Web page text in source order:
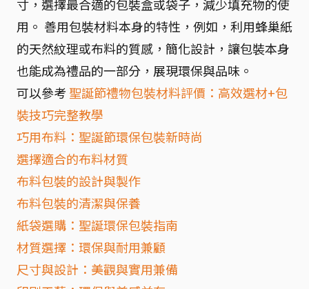
寸，選擇最合適的包裝盒或袋子，減少填充物的使
用。 善用包裝材料本身的特性，例如，利用蜂巢紙
的天然紋理或布料的質感，簡化設計，讓包裝本身
也能成為禮品的一部分，展現環保與品味。
可以參考 聖誕節禮物包裝材料評價：高效選材+包
裝技巧完整教學
巧用布料：聖誕節環保包裝新時尚
選擇適合的布料材質
布料包裝的設計與製作
布料包裝的清潔與保養
紙袋選購：聖誕環保包裝指南
材質選擇：環保與耐用兼顧
尺寸與設計：美觀與實用兼備